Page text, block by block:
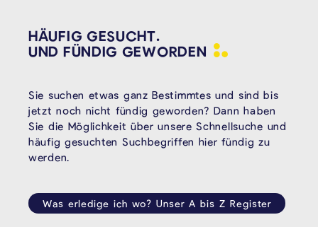
HÄUFIG GESUCHT.
UND FÜNDIG GEWORDEN
Sie suchen etwas ganz Bestimmtes und sind bis
jetzt noch nicht fündig geworden? Dann haben
Sie die Möglichkeit über unsere Schnellsuche und
häufig gesuchten Suchbegriffen hier fündig zu
werden.
Was erledige ich wo? Unser A bis Z Register